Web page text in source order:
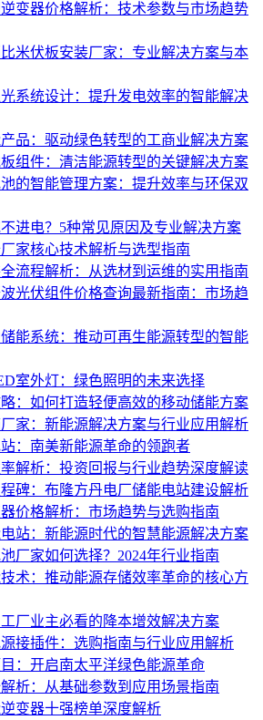
变器价格解析：技术参数与市场趋势
米伏板安装厂家：专业解决方案与本
系统设计：提升发电效率的智能解决
品：驱动绿色转型的工商业解决方案
组件：清洁能源转型的关键解决方案
的智能管理方案：提升效率与环保双
进电？5种常见原因及专业解决方案
家核心技术解析与选型指南
流程解析：从选材到运维的实用指南
光伏组件价格查询最新指南：市场趋
能系统：推动可再生能源转型的智能
室外灯：绿色照明的未来选择
：如何打造轻便高效的移动储能方案
家：新能源解决方案与行业应用解析
：南美新能源革命的领跑者
解析：投资回报与行业趋势深度解读
碑：布隆方丹电厂储能电站建设解析
价格解析：市场趋势与选购指南
站：新能源时代的智慧能源解决方案
厂家如何选择？2024年行业指南
术：推动能源存储效率革命的核心方
厂业主必看的降本增效解决方案
接插件：选购指南与行业应用解析
：开启南太平洋绿色能源革命
析：从基础参数到应用场景指南
变器十强榜单深度解析